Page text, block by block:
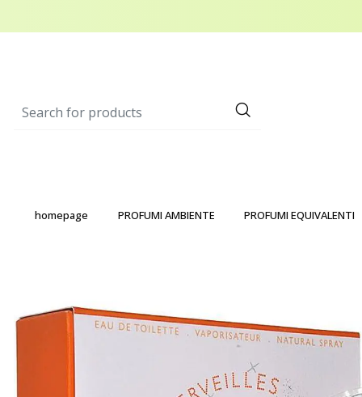
homepage PROFUMI AMBIENTE PROFUMI EQUIVALENTI